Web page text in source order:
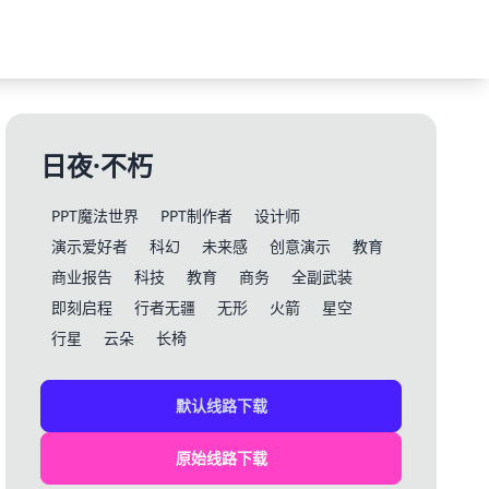
日夜·不朽
PPT魔法世界 PPT制作者
设计师
演示爱好者
科幻 未来感 创意演示
教育
商业报告
科技 教育 商务
全副武装
即刻启程
行者无疆 无形 火箭
星空
行星
云朵 长椅
默认线路下载
原始线路下载